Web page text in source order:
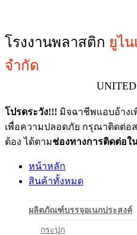
โรงงานพลาสติก ยูไ
จำกัด
โปรดระวัง!!! มิจฉาชีพแอบอ้าง
เพื่อความปลอดภัย กรุณาติดต่อ
ต้อง ได้ตามช่องทางการติดต่อใ
หน้าหลัก
สินค้าทั้งหมด
ผลิตภัณฑ์บรรจุอเนกประสงค์
กระปุก